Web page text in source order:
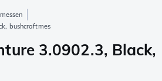
bushcraftmes
3.0902.3, Black,